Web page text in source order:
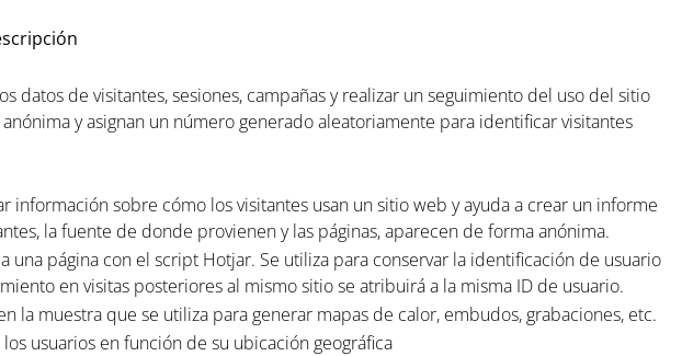
datos de visitantes, sesiones, campañas y realizar un seguimiento del uso del sitio
y asignan un número generado aleatoriamente para identificar visitantes
información sobre cómo los visitantes usan un sitio web y ayuda a crear un informe
la fuente de donde provienen y las páginas, aparecen de forma anónima.
página con el script Hotjar. Se utiliza para conservar la identificación de usuario
en visitas posteriores al mismo sitio se atribuirá a la misma ID de usuario.
la muestra que se utiliza para generar mapas de calor, embudos, grabaciones, etc.
usuarios en función de su ubicación geográfica